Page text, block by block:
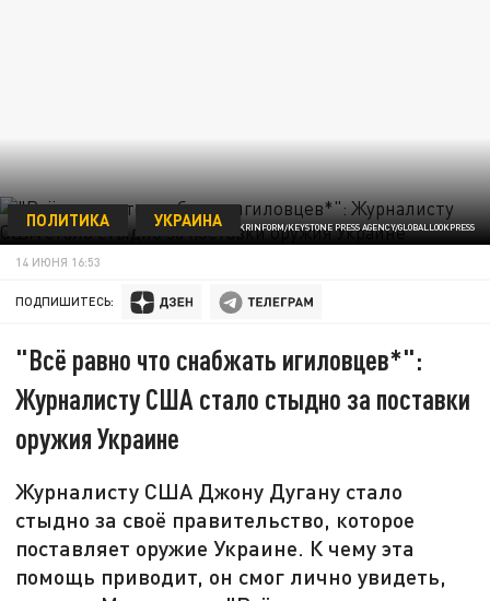
OLEKSII KOVALOVUKRINFORM/KEYSTONE PRESS AGENCY/GLOBALLOOKPRESS
ПОЛИТИКА УКРАИНА
14 ИЮНЯ 16:53
ПОДПИШИТЕСЬ:
"Всё равно что снабжать игиловцев*":
Журналисту США стало стыдно за поставки
оружия Украине
Журналисту США Джону Дугану стало
стыдно за своё правительство, которое
поставляет оружие Украине. К чему эта
помощь приводит, он смог лично увидеть,